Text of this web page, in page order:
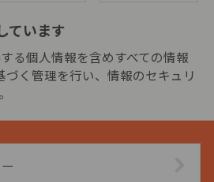
ています
る個人情報を含めすべての情報
づく管理を行い、情報のセキュリ